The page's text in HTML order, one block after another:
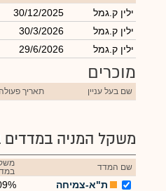
ילין ק.גמל 30/12/2025
ילין ק.גמל
30/3/2026
ילין ק.גמל
29/6/2026
מוכרים
שם בעל עניין תאריך פעולה
משקל המניה
שם המדד
ת"א-צמיחה